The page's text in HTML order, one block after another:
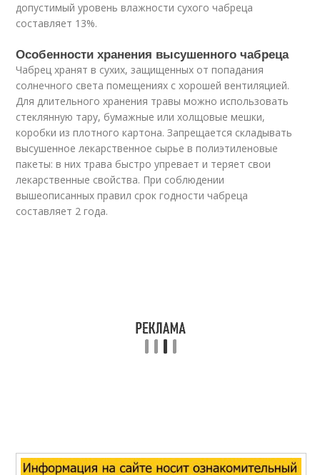
допустимый уровень влажности сухого чабреца
составляет 13%.
Особенности хранения высушенного чабреца
Чабрец хранят в сухих, защищенных от попадания
солнечного света помещениях с хорошей вентиляцией.
Для длительного хранения травы можно использовать
стеклянную тару, бумажные или холщовые мешки,
коробки из плотного картона. Запрещается складывать
высушенное лекарственное сырье в полиэтиленовые
пакеты: в них трава быстро упревает и теряет свои
лекарственные свойства. При соблюдении
вышеописанных правил срок годности чабреца
составляет 2 года.